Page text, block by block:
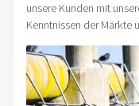
unsere Kunden mit
Kenntnissen der Märkte